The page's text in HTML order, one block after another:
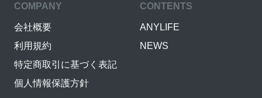
COMPANY
会社概要
利用規約
特定商取引に基づく表記
個人情報保護方針
CONTENTS
ANYLIFE
NEWS